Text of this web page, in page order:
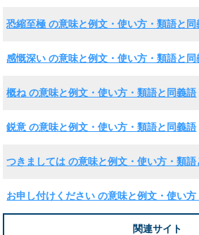
恐縮至極 の意味と例文・使い方・類語と同
感慨深い の意味と例文・使い方・類語と同
概ね の意味と例文・使い方・類語と同義語
鋭意 の意味と例文・使い方・類語と同義語
つきましては の意味と例文・使い方・類語
お申し付けください の意味と例文・使い
関連サイト